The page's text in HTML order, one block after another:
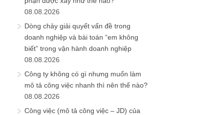
08.08.2026
Dòng chảy giải quyết vấn đề trong
doanh nghiệp và bài toán “em không
biết” trong vận hành doanh nghiệp
08.08.2026
Công ty không có gì nhưng muốn làm
mô tả công việc nhanh thì nên thế nào?
08.08.2026
Công việc (mô tả công việc – JD) của